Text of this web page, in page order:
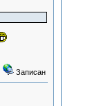
Записан